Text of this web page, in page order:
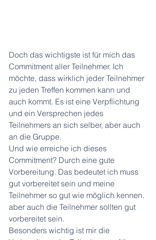
Doch das wichtigste ist für mich das
Commitment aller Teilnehmer. Ich
möchte, dass wirklich jeder Teilnehmer
zu jeden Treffen kommen kann und
auch kommt. Es ist eine Verpflichtung
und ein Versprechen jedes
Teilnehmers an sich selber, aber auch
an die Gruppe.
Und wie erreiche ich dieses
Commitment? Durch eine gute
Vorbereitung. Das bedeutet ich muss
gut vorbereitet sein und meine
Teilnehmer so gut wie möglich kennen.
aber auch die Teilnehmer sollten gut
vorbereitet sein.
Besonders wichtig ist mir die